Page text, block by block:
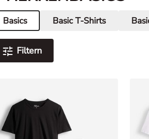
Basics
Aktuelle SeiteBasic T-Shirts
Filtern